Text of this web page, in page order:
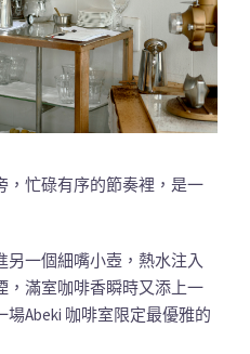
，忙碌有序的節奏裡，是一
另一個細嘴小壺，熱水注入
，滿室咖啡香瞬時又添上一
Abeki 咖啡室限定最優雅的